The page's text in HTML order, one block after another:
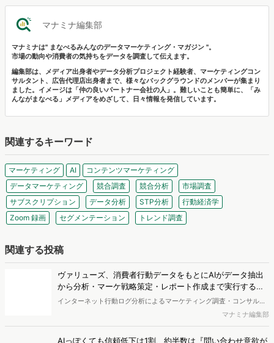
マナミナ編集部
マナミナは" まなべるみんなのデータマーケティング・マガジン "。
市場の動向や消費者の気持ちをデータを調査して伝えます。
編集部は、メディア出身者やデータ分析プロジェクト経験者、マーケティングコン
サルタント、広告代理店出身者まで、様々なバックグラウンドのメンバーが集まり
ました。イメージは「仲の良いパートナー会社の人」。難しいことも簡単に、「み
んながまなべる」メディアをめざして、日々情報を発信しています。
関連するキーワード
マーケティング AI
コンテンツマーケティング
データマーケティング
競合調査 競合分析
市場調査
サブスクリプション
データ分析 STP分析
行動経済学
Zoom 録画
セグメンテーション トレンド調査
関連する投稿
ヴァリューズ、消費者行動データをもとにAIがデータ抽出
から分析・マーケ戦略策定・レポート作成まで実行する
「Dockpit AIエージェント」を提供開始
インターネット行動ログ分析によるマーケティング調査・コンサルテ
ィングサービスを提供する株式会社ヴァリューズは、国内最大規模
250万人のWeb行動ログデータを基盤としたマーケティングリサーチ
エンジン「Dockpit（ドックピット）」の新機能として、AIが市場分
マナミナ編集部
AIっぽくても信頼低下は1割、約半数は『問い合わせ意欲が